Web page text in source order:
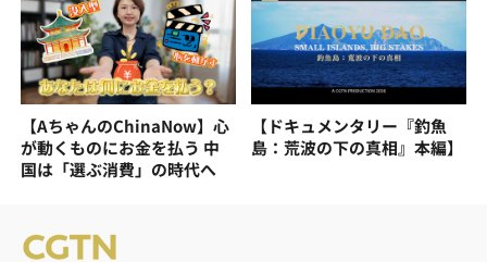
【AちゃんのChinaNow】心
が動くものにお金を払う 中
国は「選ぶ消費」の時代へ
【ドキュメンタリー『釣魚
島：荒波の下の真相』本編】